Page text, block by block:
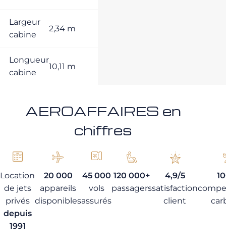
Largeur
cabine
2,34 m
Longueur
cabine
10,11 m
AEROAFFAIRES en
chiffres
Location
de jets
privés
depuis
1991
20 000
appareils
disponibles
45 000
vols
assurés
120 000+
passagers
4,9/5
satisfaction
client